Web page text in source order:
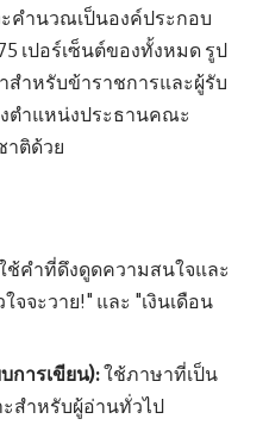
ะคำนวณเป็นองค์ประกอบ
เปอร์เซ็นต์ของทั้งหมด รูป
สำหรับข้าราชการและผู้รับ
ตำแหน่งประธานคณะ
าติด้วย
ช้คำที่ดึงดูดความสนใจและ
จจะวาย!" และ "เงินเดือน
การเขียน):ใช้ภาษาที่เป็น
ะสำหรับผู้อ่านทั่วไป